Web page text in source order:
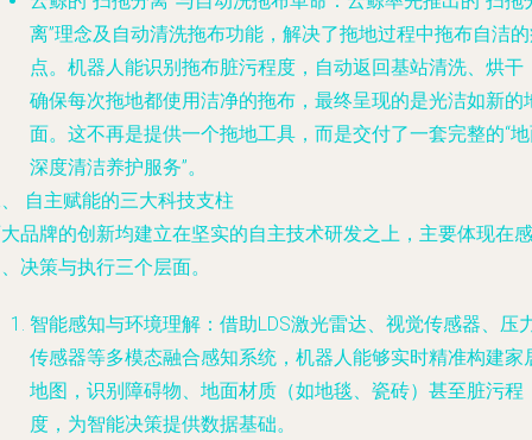
离”理念及自动清洗拖布功能，解决了拖地过程中拖布自洁
点。机器人能识别拖布脏污程度，自动返回基站清洗、烘干
确保每次拖地都使用洁净的拖布，最终呈现的是光洁如新的
面。这不再是提供一个拖地工具，而是交付了一套完整的“
深度清洁养护服务”。
自主赋能的三大科技支柱
品牌的创新均建立在坚实的自主技术研发之上，主要体现在感
决策与执行三个层面。
智能感知与环境理解 ：借助LDS激光雷达、视觉传感器、压
传感器等多模态融合感知系统，机器人能够实时精准构建家
地图，识别障碍物、地面材质（如地毯、瓷砖）甚至脏污程
度，为智能决策提供数据基础。